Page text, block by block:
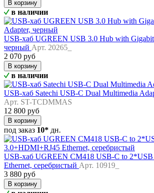
В корзину
в наличии
USB-хаб UGREEN USB 3.0 Hub with Gigabit
черный Арт. 20265_
2 070 руб
В корзину
в наличии
USB-хаб Satechi USB-C Dual Multimedia
Арт. ST-TCDMMAS
12 800 руб
В корзину
под заказ 10* дн.
USB-хаб UGREEN CM418 USB-C to
Ethernet, серебристый Арт. 10919_
3 880 руб
В корзину